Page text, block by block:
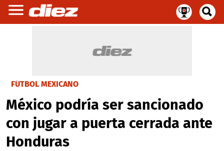
FÚTBOL MEXICANO
México podría ser sancionado
con jugar a puerta cerrada ante
Honduras